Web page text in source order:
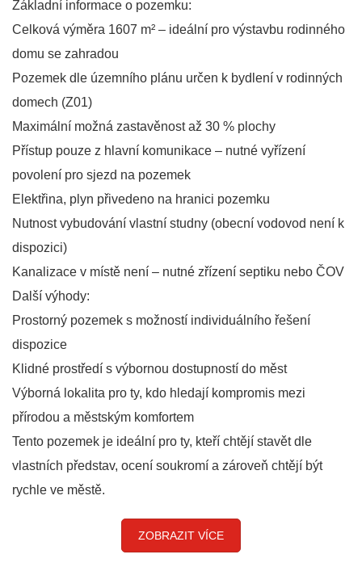
Základní informace o pozemku:
Celková výměra 1607 m² – ideální pro výstavbu rodinného
domu se zahradou
Pozemek dle územního plánu určen k bydlení v rodinných
domech (Z01)
Maximální možná zastavěnost až 30 % plochy
Přístup pouze z hlavní komunikace – nutné vyřízení
povolení pro sjezd na pozemek
Elektřina, plyn přivedeno na hranici pozemku
Nutnost vybudování vlastní studny (obecní vodovod není k
dispozici)
Kanalizace v místě není – nutné zřízení septiku nebo ČOV
Další výhody:
Prostorný pozemek s možností individuálního řešení
dispozice
Klidné prostředí s výbornou dostupností do měst
Výborná lokalita pro ty, kdo hledají kompromis mezi
přírodou a městským komfortem
Tento pozemek je ideální pro ty, kteří chtějí stavět dle
vlastních představ, ocení soukromí a zároveň chtějí být
rychle ve městě.
ZOBRAZIT VÍCE